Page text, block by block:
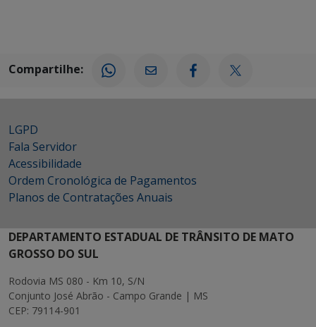
Compartilhe:
LGPD
Fala Servidor
Acessibilidade
Ordem Cronológica de Pagamentos
Planos de Contratações Anuais
DEPARTAMENTO ESTADUAL DE TRÂNSITO DE MATO
GROSSO DO SUL
Rodovia MS 080 - Km 10, S/N
Conjunto José Abrão - Campo Grande | MS
CEP: 79114-901